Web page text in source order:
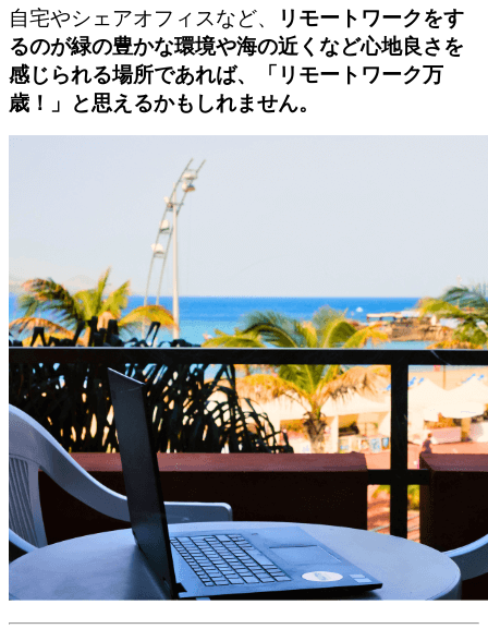
自宅やシェアオフィスなど、
リモートワークをす
るのが緑の豊かな環境や海の近くなど心地良さを
感じられる場所であれば、「リモートワーク万
歳！」と思えるかもしれません。